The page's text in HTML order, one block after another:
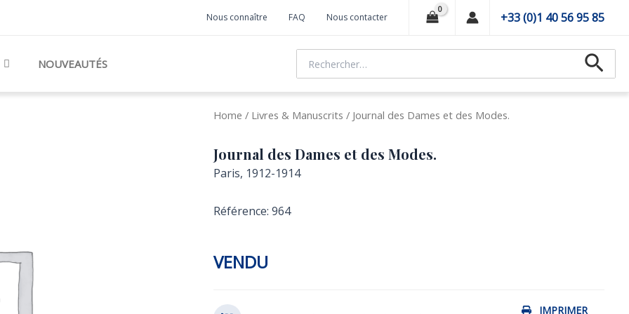
Nous connaître FAQ Nous contacter +33 (0)1 40 56 95 85
NOUVEAUTÉS
Home / Livres & Manuscrits / Journal des Dames et des Modes.
Journal des Dames et des Modes.
Paris, 1912-1914
Référence: 964
VENDU
IMPRIMER